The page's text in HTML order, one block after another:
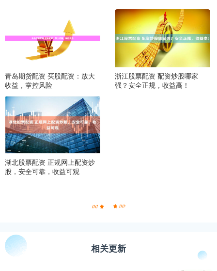
青岛期货配资 买股配资：放大
收益，掌控风险
浙江股票配资 配资炒股哪家
强？安全正规，收益高！
湖北股票配资 正规网上配资炒
股，安全可靠，收益可观
相关更新